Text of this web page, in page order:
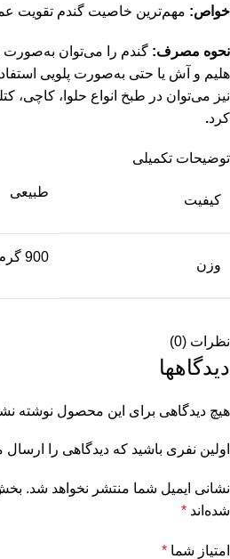
خواص: مهم‌ترین خاصیت گندم تقویت
نحوه مصرف: گندم را می‌توان به‌صورت
هلیم و آش یا حتی به‌صورت پلویی
نیز می‌توان در طبخ انواع حلوا، کاچی،
کرد.
توضیحات تکمیلی
کیفیت
طبیعی
وزن
900 گرم
نظرات (0)
دیدگاهها
هیچ دیدگاهی برای این محصول نوشته
اولین نفری باشید که دیدگاهی را
نشانی ایمیل شما منتشر نخواهد شد.
شده‌اند *
امتیاز شما *